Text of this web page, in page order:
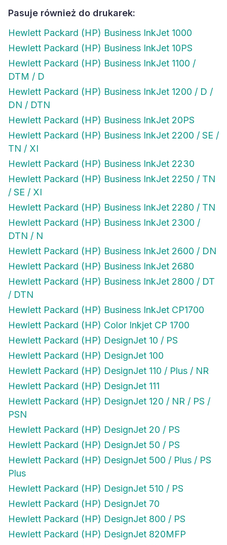
Pasuje również do drukarek:
Hewlett Packard (HP) Business InkJet 1000
Hewlett Packard (HP) Business InkJet 10PS
Hewlett Packard (HP) Business InkJet 1100 /
DTM / D
Hewlett Packard (HP) Business InkJet 1200 / D /
DN / DTN
Hewlett Packard (HP) Business InkJet 20PS
Hewlett Packard (HP) Business InkJet 2200 / SE /
TN / XI
Hewlett Packard (HP) Business InkJet 2230
Hewlett Packard (HP) Business InkJet 2250 / TN
/ SE / XI
Hewlett Packard (HP) Business InkJet 2280 / TN
Hewlett Packard (HP) Business InkJet 2300 /
DTN / N
Hewlett Packard (HP) Business InkJet 2600 / DN
Hewlett Packard (HP) Business InkJet 2680
Hewlett Packard (HP) Business InkJet 2800 / DT
/ DTN
Hewlett Packard (HP) Business InkJet CP1700
Hewlett Packard (HP) Color Inkjet CP 1700
Hewlett Packard (HP) DesignJet 10 / PS
Hewlett Packard (HP) DesignJet 100
Hewlett Packard (HP) DesignJet 110 / Plus / NR
Hewlett Packard (HP) DesignJet 111
Hewlett Packard (HP) DesignJet 120 / NR / PS /
PSN
Hewlett Packard (HP) DesignJet 20 / PS
Hewlett Packard (HP) DesignJet 50 / PS
Hewlett Packard (HP) DesignJet 500 / Plus / PS
Plus
Hewlett Packard (HP) DesignJet 510 / PS
Hewlett Packard (HP) DesignJet 70
Hewlett Packard (HP) DesignJet 800 / PS
Hewlett Packard (HP) DesignJet 820MFP